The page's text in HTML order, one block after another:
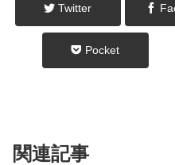
Twitter
Pocket
関連記事